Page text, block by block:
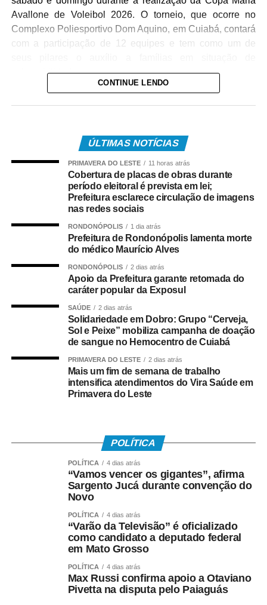
Avallone de Voleibol 2026. O torneio, que ocorre no
Complexo Poliesportivo Dom Aquino, em Cuiabá, contará
com a participação de 12 equipes e tem como um de
vulnerabilidade.
sábado, às 8h. Ao todo, 12 times — seis em cada
categoria — disputarão o título, reforçando o fomento ao
voleibol na capital mato-grossense e promovendo a
integração entre atletas e a comunidade.
Confira as equipes participantes:
Feminino: Nippon, Start, Husky, Turuna, Protos e Vôlei
Masculino: USBC, Protos, Shanis, V.V.C., A.A.A.
Compila e Phoenix.
Além da estrutura oficial, com arbitragem dedicada e
premiações aos destaques do torneio, a organização
destaca o caráter inclusivo da iniciativa.
Impacto Social
O diferencial desta edição é o engajamento solidário: os
Associação Coração Valente, entidade que atua no
suporte direto a famílias carentes da região.
“O objetivo é utilizar o vôlei como ferramenta de
transformação e cidadania, unindo a energia das quadras
a uma causa nobre de auxílio ao próximo”, destacam os
organizadores.
Realização e Apoio
O evento é organizado pela vereadora Maria Avallone,
com o apoio do deputado estadual Carlos Avallone. A
CONTINUE LENDO
ÚLTIMAS NOTÍCIAS
PRIMAVERA DO LESTE 11 horas atrás
Cobertura de placas de obras durante
período eleitoral é prevista em lei;
Prefeitura esclarece circulação de imagens
nas redes sociais
RONDONÓPOLIS 1 dia atrás
Prefeitura de Rondonópolis lamenta morte
do médico Maurício Alves
RONDONÓPOLIS 2 dias atrás
Apoio da Prefeitura garante retomada do
caráter popular da Exposul
SAÚDE 2 dias atrás
Solidariedade em Dobro: Grupo “Cerveja,
Sol e Peixe” mobiliza campanha de doação
de sangue no Hemocentro de Cuiabá
PRIMAVERA DO LESTE 2 dias atrás
Mais um fim de semana de trabalho
intensifica atendimentos do Vira Saúde em
Primavera do Leste
POLÍTICA
POLÍTICA 4 dias atrás
“Vamos vencer os gigantes”, afirma
Sargento Jucá durante convenção do
Novo
POLÍTICA 4 dias atrás
“Varão da Televisão” é oficializado
como candidato a deputado federal
em Mato Grosso
POLÍTICA 4 dias atrás
Max Russi confirma apoio a Otaviano
Pivetta na disputa pelo Paiaguás